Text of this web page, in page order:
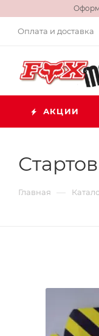
Оплата и доставка
АКЦИИ
Главная —